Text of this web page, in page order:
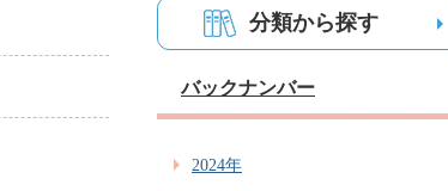
分類から探す
バックナンバー
2024年